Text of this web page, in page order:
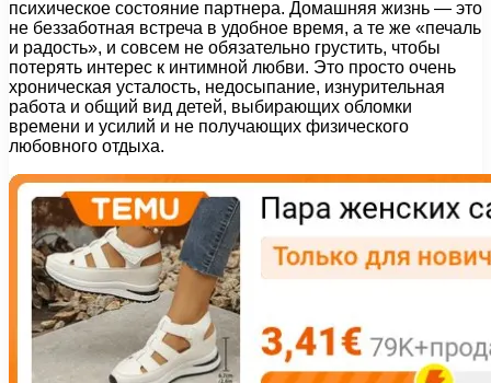
психическое состояние партнера. Домашняя жизнь — это
не беззаботная встреча в удобное время, а те же «печаль
и радость», и совсем не обязательно грустить, чтобы
потерять интерес к интимной любви. Это просто очень
хроническая усталость, недосыпание, изнурительная
работа и общий вид детей, выбирающих обломки
времени и усилий и не получающих физического
любовного отдыха.